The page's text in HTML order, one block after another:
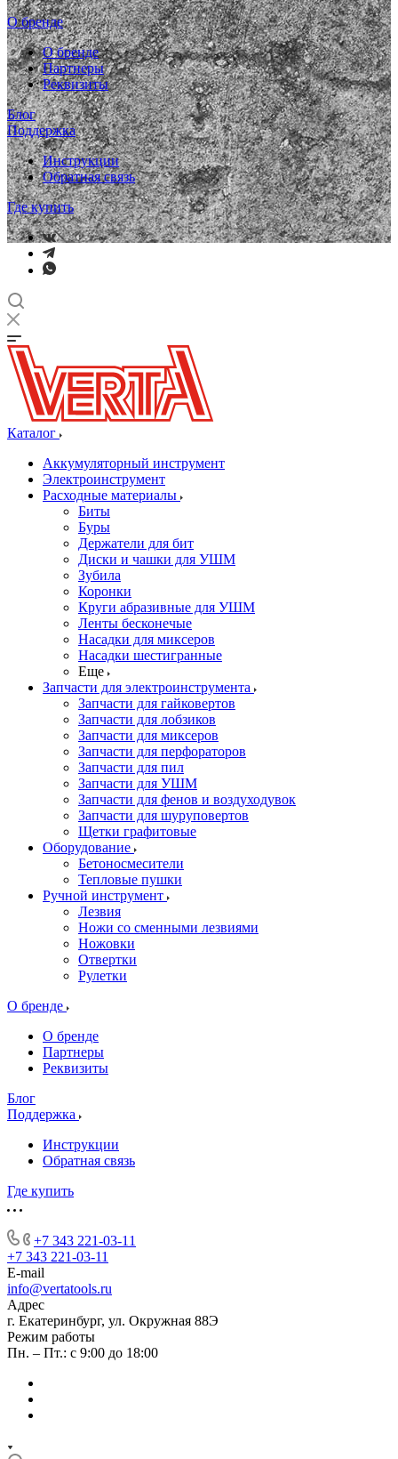
О бренде
О бренде
Партнеры
Реквизиты
Блог
Поддержка
Инструкции
Обратная связь
Где купить
Каталог
Аккумуляторный инструмент
Электроинструмент
Расходные материалы
Биты
Буры
Держатели для бит
Диски и чашки для УШМ
Зубила
Коронки
Круги абразивные для УШМ
Ленты бесконечые
Насадки для миксеров
Насадки шестигранные
Еще
Запчасти для электроинструмента
Запчасти для гайковертов
Запчасти для лобзиков
Запчасти для миксеров
Запчасти для перфораторов
Запчасти для пил
Запчасти для УШМ
Запчасти для фенов и воздуходувок
Запчасти для шуруповертов
Щетки графитовые
Оборудование
Бетоносмесители
Тепловые пушки
Ручной инструмент
Лезвия
Ножи со сменными лезвиями
Ножовки
Отвертки
Рулетки
О бренде
О бренде
Партнеры
Реквизиты
Блог
Поддержка
Инструкции
Обратная связь
Где купить
+7 343 221-03-11
+7 343 221-03-11
E-mail
info@vertatools.ru
Адрес
г. Екатеринбург, ул. Окружная 88Э
Режим работы
Пн. – Пт.: с 9:00 до 18:00